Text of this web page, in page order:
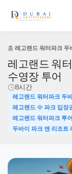
홈 레고랜드 워터파크 두
레고랜드 워
수영장 투어
8시간
레고랜드 워터파크 두
레고랜드 수 파크 입장
레고랜드 워터파크 투어
두바이 파크 앤 리조트